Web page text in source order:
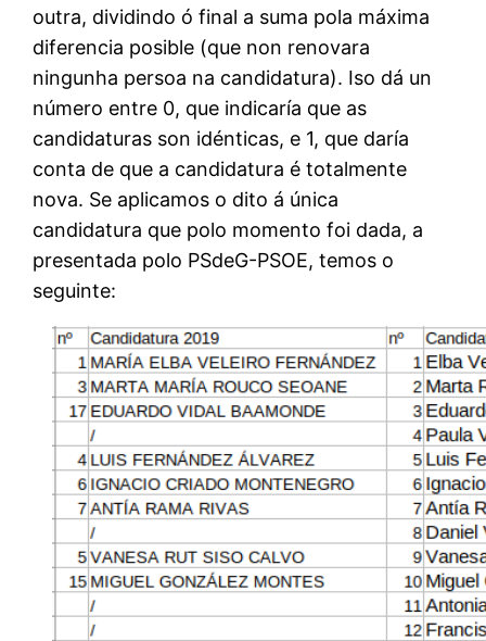
outra, dividindo ó final a suma pola máxima
diferencia posible (que non renovara
ningunha persoa na candidatura). Iso dá un
número entre 0, que indicaría que as
candidaturas son idénticas, e 1, que daría
conta de que a candidatura é totalmente
nova. Se aplicamos o dito á única
candidatura que polo momento foi dada, a
presentada polo PSdeG-PSOE, temos o
seguinte: